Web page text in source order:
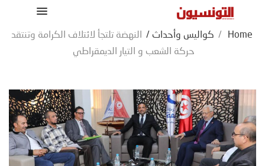
Home
/ كواليس وأحداث /
النهضة تلتجأ لائتلاف الكرامة وتنتقد
حركة الشعب و التيار الديمقراطي